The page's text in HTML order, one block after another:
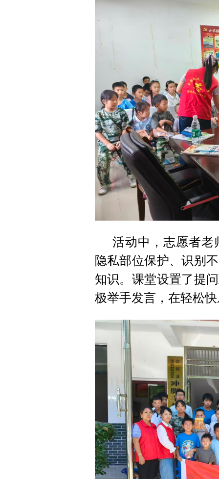
活动中，志愿者老
隐私部位保护、识别
知识。课堂设置了提
极举手发言，在轻松